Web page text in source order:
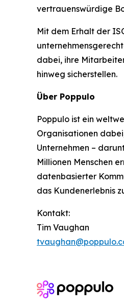
vertrauenswürdige
Mit dem Erhalt der
dabei, ihre
hinweg sicherstellen.
Über Poppulo
Poppulo ist ein
Organisationen
Unternehmen –
Millionen Menschen
datenbasierter
das Kundenerlebnis
Kontakt:
Tim Vaughan